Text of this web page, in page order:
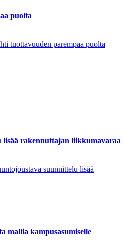
puolta
tuottavuuden parempaa puolta
lisää rakennuttajan liikkumavaraa
suunnittelu lisää
mallia kampusasumiselle